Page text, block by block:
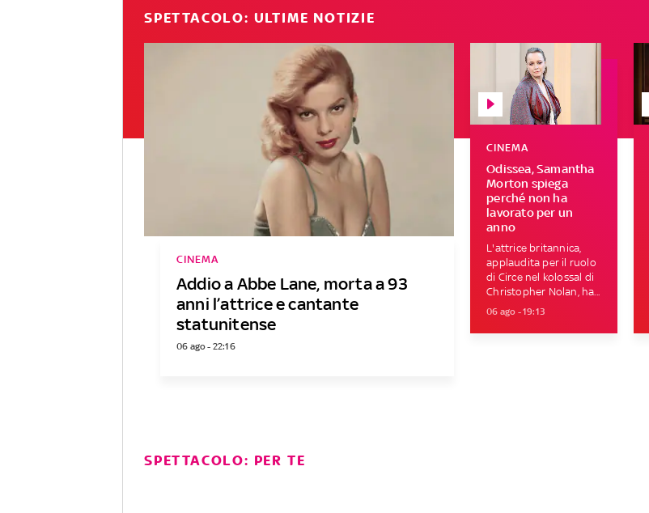
SPETTACOLO: ULTIME NOTIZIE
Addio a Abbe Lane, morta a 93
anni l’attrice e cantante
statunitense
CINEMA
06 ago - 22:16
Odissea, Samantha
Morton spiega
perché non ha
lavorato per un
anno
CINEMA
L'attrice britannica,
applaudita per il ruolo
di Circe nel kolossal di
Christopher Nolan, ha...
06 ago - 19:13
SPETTACOLO: PER TE